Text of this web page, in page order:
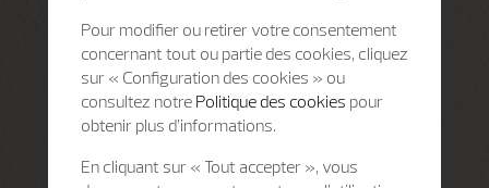
Pour modifier ou retirer votre consentement
concernant tout ou partie des cookies, cliquez
sur « Configuration des cookies » ou
consultez notre Politique des cookies pour
obtenir plus d’informations.
En cliquant sur « Tout accepter », vous